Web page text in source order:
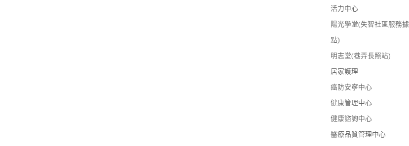
活力中心
陽光學堂(失智社區服務據
點)
明志堂(巷弄長照站)
居家護理
癌防安寧中心
健康管理中心
健康諮詢中心
醫療品質管理中心